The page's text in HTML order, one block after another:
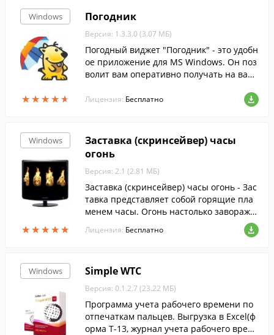
Windows
★★★★★
★★★★★
Погодник
Версия: 1.3.3.0 (3.07 МБ)
Погодный виджет "Погодник" - это удобн
ое приложение для MS Windows. Он поз
волит вам оперативно получать на ваш
завтра для выбранного вами города.
Лицензия: Бесплатно
Windows
★★★★★
★★★★★
Заставка (скринсейвер) часы
огонь
Версия: 2.1 (2.81 МБ)
Заставка (скринсейвер) часы огонь - Зас
тавка представляет собой горящие пла
менем часы. Огонь настолько заворажи
вает, что на него можно смотреть вечн
о.
Лицензия: Бесплатно
Windows Simple WTC
Версия: 0.1.2.7 (23.22 МБ)
Программа учета рабочего времени по
отпечаткам пальцев. Выгрузка в Excel(ф
орма Т-13, журнал учета рабочего време